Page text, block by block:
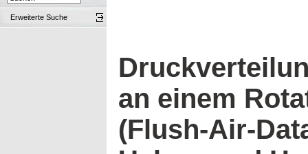
Erweiterte Suche
an einem
(Flush-Air-